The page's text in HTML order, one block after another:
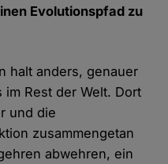
Evolutionspfad zu
halt anders, genauer
im Rest der Welt. Dort
und die
zusammengetan
abwehren, ein